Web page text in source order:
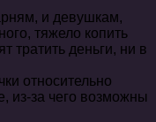
и девушкам,
тяжело копить
тратить деньги, ни в
относительно
из-за чего возможны